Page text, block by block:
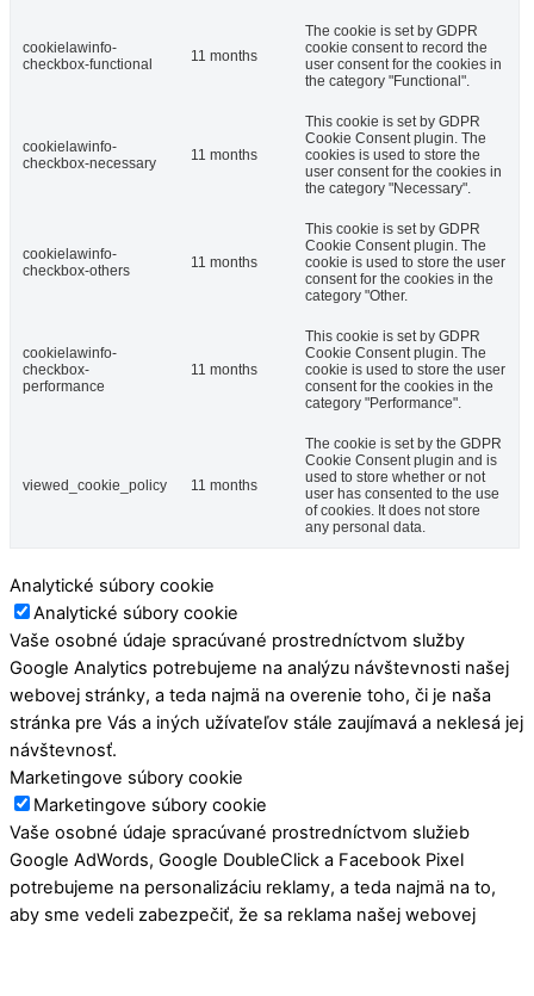
cookielawinfo-
checkbox-functional
11 months
The cookie is set by GDPR
cookie consent to record the
user consent for the cookies in
the category "Functional".
cookielawinfo-
checkbox-necessary
11 months
This cookie is set by GDPR
Cookie Consent plugin. The
cookies is used to store the
user consent for the cookies in
the category "Necessary".
cookielawinfo-
checkbox-others
11 months
This cookie is set by GDPR
Cookie Consent plugin. The
cookie is used to store the user
consent for the cookies in the
category "Other.
cookielawinfo-
checkbox-
performance
11 months
This cookie is set by GDPR
Cookie Consent plugin. The
cookie is used to store the user
consent for the cookies in the
category "Performance".
viewed_cookie_policy 11 months
The cookie is set by the GDPR
Cookie Consent plugin and is
used to store whether or not
user has consented to the use
of cookies. It does not store
any personal data.
Analytické súbory cookie
Analytické súbory cookie
Vaše osobné údaje spracúvané prostredníctvom služby
Google Analytics potrebujeme na analýzu návštevnosti našej
webovej stránky, a teda najmä na overenie toho, či je naša
stránka pre Vás a iných užívateľov stále zaujímavá a neklesá jej
návštevnosť.
Marketingove súbory cookie
Marketingove súbory cookie
Vaše osobné údaje spracúvané prostredníctvom služieb
Google AdWords, Google DoubleClick a Facebook Pixel
potrebujeme na personalizáciu reklamy, a teda najmä na to,
aby sme vedeli zabezpečiť, že sa reklama našej webovej